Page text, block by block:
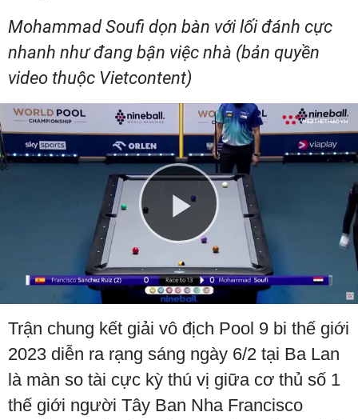
Mohammad Soufi dọn bàn với lối đánh cực
nhanh như đang bận việc nhà (bản quyền
video thuộc Vietcontent)
Play
Video
Trận chung kết giải vô địch Pool 9 bi thế giới
2023 diễn ra rạng sáng ngày 6/2 tại Ba Lan
là màn so tài cực kỳ thú vị giữa cơ thủ số 1
thế giới người Tây Ban Nha Francisco